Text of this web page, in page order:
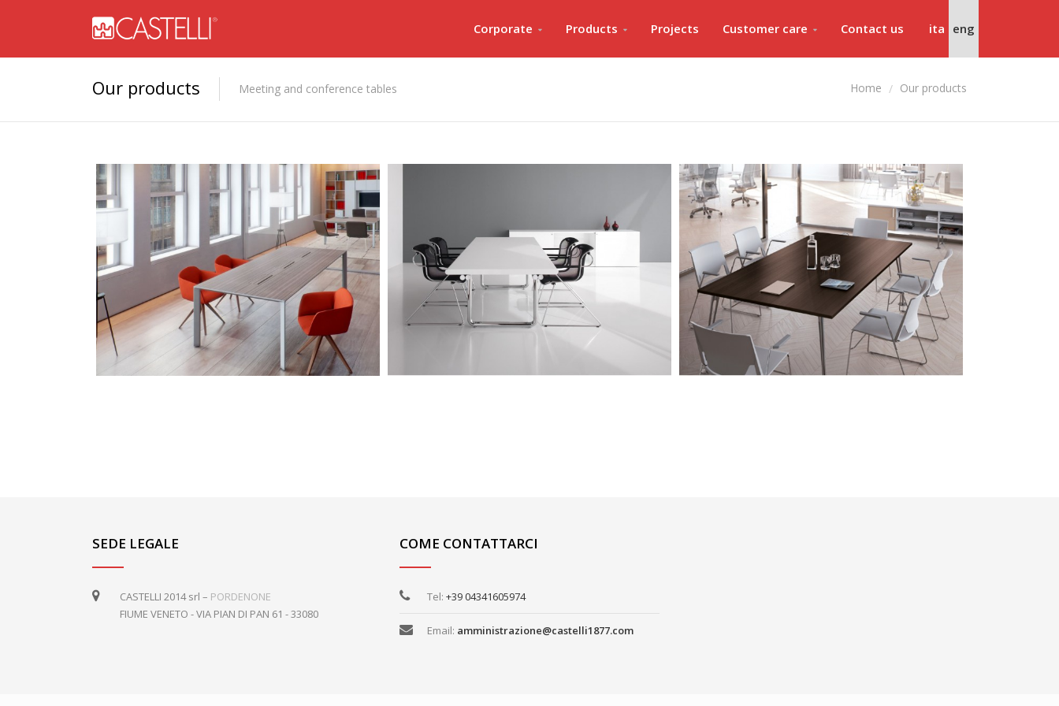
Corporate Products Projects Customer care Contact us ita eng
Our products Meeting and conference tables Home Our products
SEDE LEGALE
CASTELLI 2014 srl – PORDENONE
FIUME VENETO - VIA PIAN DI PAN 61 - 33080
COME CONTATTARCI
Tel: +39 04341605974
Email: amministrazione@castelli1877.com